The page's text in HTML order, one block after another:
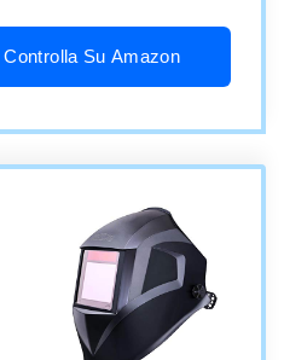
Controlla Su Amazon